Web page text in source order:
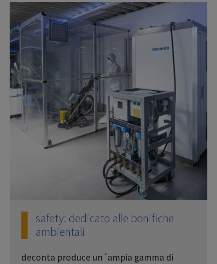
safety: dedicato alle bonifiche
ambientali
deconta produce un´ampia gamma di